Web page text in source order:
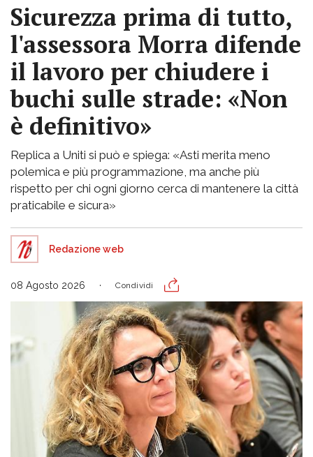
Sicurezza prima di tutto,
l'assessora Morra difende
il lavoro per chiudere i
buchi sulle strade: «Non
è definitivo»
Replica a Uniti si può e spiega: «Asti merita meno
polemica e più programmazione, ma anche più
rispetto per chi ogni giorno cerca di mantenere la città
praticabile e sicura»
Redazione web
08 Agosto 2026 Condividi